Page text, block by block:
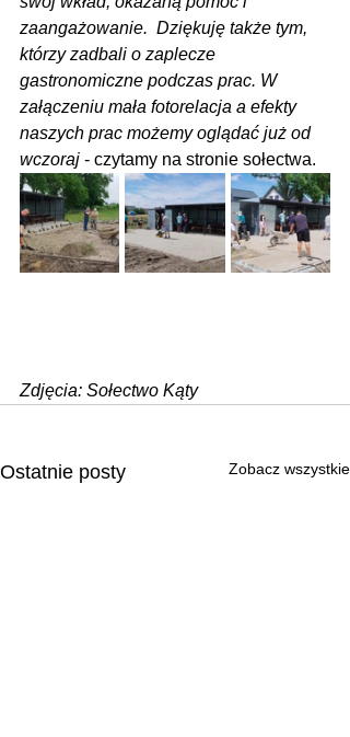
zaangażowanie.  Dziękuję także tym,
którzy zadbali o zaplecze
gastronomiczne podczas prac. W
załączeniu mała fotorelacja a efekty
naszych prac możemy oglądać już od
wczoraj - czytamy na stronie sołectwa.
Zdjęcia: Sołectwo Kąty
Ostatnie posty Zobacz wszystkie